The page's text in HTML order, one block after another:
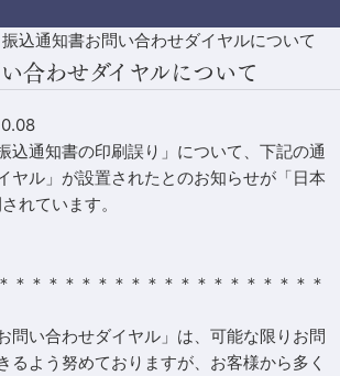
振込通知書お問い合わせダイヤルについて
合わせダイヤルについて
込通知書の印刷誤り」について、下記の通
ヤル」が設置されたとのお知らせが「日本
れています。
＊＊＊＊＊＊＊＊＊＊＊＊＊＊＊＊＊＊＊
問い合わせダイヤル」は、可能な限りお問
るよう努めておりますが、お客様から多く